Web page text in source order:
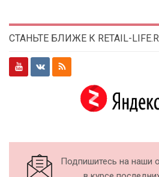
СТАНЬТЕ БЛИЖЕ К RETAIL-
Подпишитесь на наши